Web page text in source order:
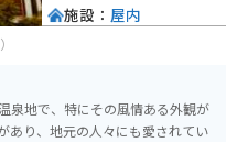
泉地で、特にその風情ある外観が
あり、地元の人々にも愛されてい
施設： 屋内